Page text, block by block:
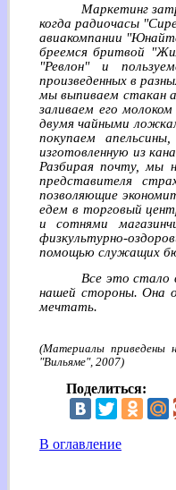
Маркетинг
когда радиочасы
авиакомпании
бреемся бритвой
"Ревлон" и
произведенных в
мы выпиваем стакан
заливаем его
двумя чайными
покупаем
изготовленную из
Разбирая почту, мы
представителя
позволяющие
едем в торговый
и сотнями
физкультурно-
помощью служащих
Все это стало
нашей стороны. Она
мечтать.
(Материалы приведены
"Вильяме", 2007)
Поделиться:
В оглавление